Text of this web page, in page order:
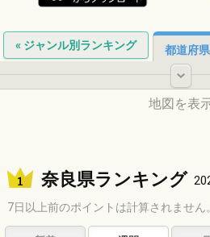
« ジャンル別ランキング 都道府県
-
地図を表
奈良県ランキング
7日以上前のポイントは計算されません。